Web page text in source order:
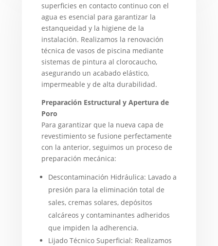
superficies en contacto continuo con el
agua es esencial para garantizar la
estanqueidad y la higiene de la
instalación. Realizamos la renovación
técnica de vasos de piscina mediante
sistemas de pintura al clorocaucho,
asegurando un acabado elástico,
impermeable y de alta durabilidad.
Preparación Estructural y Apertura de
Poro
Para garantizar que la nueva capa de
revestimiento se fusione perfectamente
con la anterior, seguimos un proceso de
preparación mecánica:
Descontaminación Hidráulica: Lavado a
presión para la eliminación total de
sales, cremas solares, depósitos
calcáreos y contaminantes adheridos
que impiden la adherencia.
Lijado Técnico Superficial: Realizamos